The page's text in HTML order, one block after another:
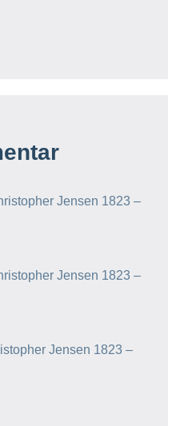
Jensen 1823 –
Jensen 1823 –
Jensen 1823 –